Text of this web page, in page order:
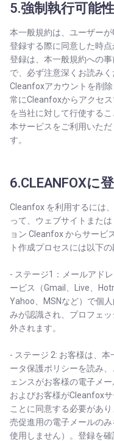
5.強制執行可能性
本一般規約は、ユーザー
登録する際に同意した時
登録は、本一般規約への
で、必ず注意深くお読み
Cleanfoxアカウントを削
常にCleanfoxからアクセ
を当社に対して行使する
本サービスをご利用いた
す。
6.CLEANFOXに
Cleanfox を利用するには
って、ウェブサイトまた
ョン Cleanfox からサービ
ト作成プロセスには以下の
- ステージ1：メールアド
ービス（Gmail、Live、
Yahoo、MSNなど）で個
みが認識され、プロフェ
外されます。
- ステージ 2: お客様は、
ータ保護ポリシーを読み
ェンスがお客様の電子メ
およびお客様がCleanfox
ことに同意する必要があ
売促進用の電子メールの
使用しません）。登録を